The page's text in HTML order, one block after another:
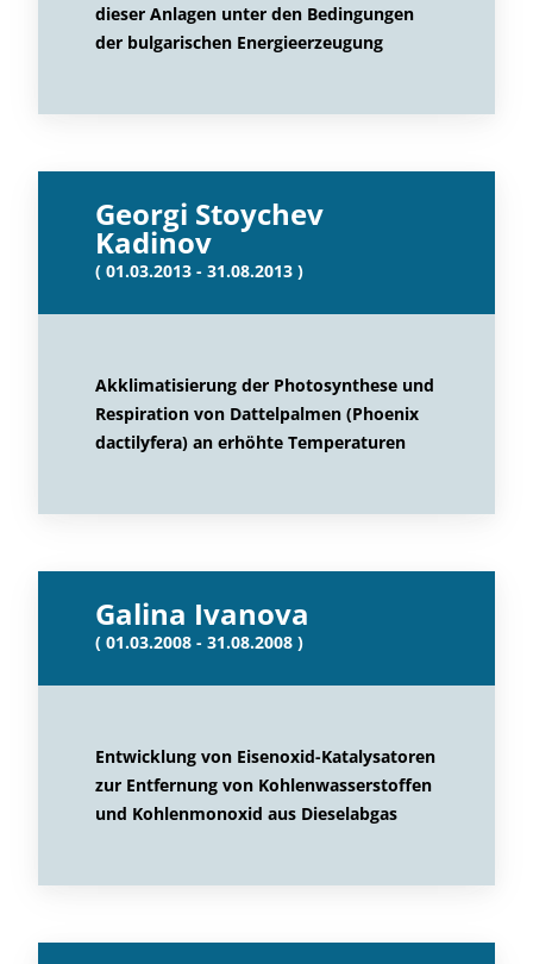
dieser Anlagen unter den Bedingungen
der bulgarischen Energieerzeugung
Georgi Stoychev
Kadinov
( 01.03.2013 - 31.08.2013 )
Akklimatisierung der Photosynthese und
Respiration von Dattelpalmen (Phoenix
dactilyfera) an erhöhte Temperaturen
Galina Ivanova
( 01.03.2008 - 31.08.2008 )
Entwicklung von Eisenoxid-Katalysatoren
zur Entfernung von Kohlenwasserstoffen
und Kohlenmonoxid aus Dieselabgas